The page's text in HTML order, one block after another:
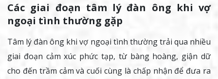
Các giai đoạn tâm lý đàn ông khi vợ
ngoại tình thường gặp
Tâm lý đàn ông khi vợ ngoại tình thường trải qua nhiều
giai đoạn cảm xúc phức tạp, từ bàng hoàng, giận dữ
cho đến trầm cảm và cuối cùng là chấp nhận để đưa ra